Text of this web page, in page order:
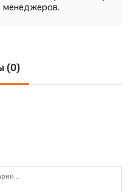
менеджеров.
(0)